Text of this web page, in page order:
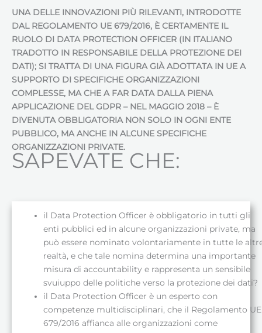
UNA DELLE INNOVAZIONI PIÙ RILEVANTI, INTRODOTTE
DAL REGOLAMENTO UE 679/2016, È CERTAMENTE IL
RUOLO DI DATA PROTECTION OFFICER (IN ITALIANO
TRADOTTO IN RESPONSABILE DELLA PROTEZIONE DEI
DATI); SI TRATTA DI UNA FIGURA GIÀ ADOTTATA IN UE A
SUPPORTO DI SPECIFICHE ORGANIZZAZIONI
COMPLESSE, MA CHE A FAR DATA DALLA PIENA
APPLICAZIONE DEL GDPR – NEL MAGGIO 2018 – È
DIVENUTA OBBLIGATORIA NON SOLO IN OGNI ENTE
PUBBLICO, MA ANCHE IN ALCUNE SPECIFICHE
ORGANIZZAZIONI PRIVATE.
SAPEVATE CHE:
il Data Protection Officer è obbligatorio in tutti gli
enti pubblici ed in alcune organizzazioni private, ma
può essere nominato volontariamente in tutte le
realtà, e che tale nomina determina una importante
misura di accountability e rappresenta un sensibile
svuiuppo delle politiche verso la protezione dei dati?
il Data Protection Officer è un esperto con
competenze multidisciplinari, che il Regolamento UE
679/2016 affianca alle organizzazioni come